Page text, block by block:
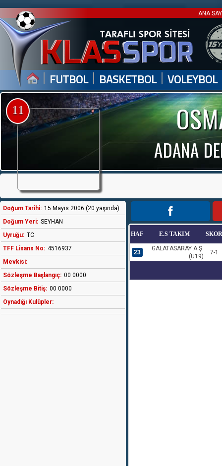
ANA
| FUTBOL | BASKETBOL | VOLEYBOL
ADANA
11
Doğum Tarihi: 15 Mayıs 2006 (20 yaşında)
Doğum Yeri: SEYHAN
Uyruğu: TC
TFF Lisans No: 4516937
Mevkisi:
Sözleşme Başlangıç: 00 0000
Sözleşme Bitiş: 00 0000
Oynadığı Kulüpler:
HAF E.S TAKIM SKOR
23
GALATASARAY A.Ş.
(U19)
7-1